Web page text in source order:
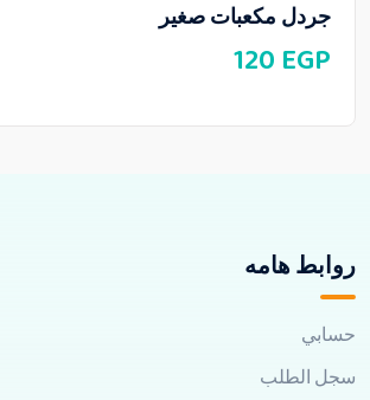
جردل مكعبات صغير
120 EGP
روابط هامه
حسابي
سجل الطلب